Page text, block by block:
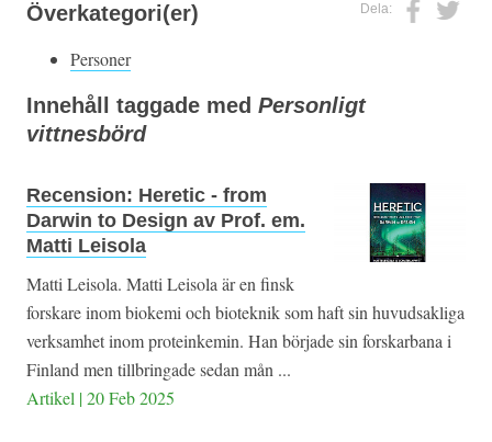
Dela:
Överkategori(er)
Personer
Innehåll taggade med Personligt
vittnesbörd
Recension: Heretic - from
Darwin to Design av Prof. em.
Matti Leisola
Matti Leisola. Matti Leisola är en finsk
forskare inom biokemi och bioteknik som haft sin huvudsakliga
verksamhet inom proteinkemin. Han började sin forskarbana i
Finland men tillbringade sedan mån ...
Artikel | 20 Feb 2025